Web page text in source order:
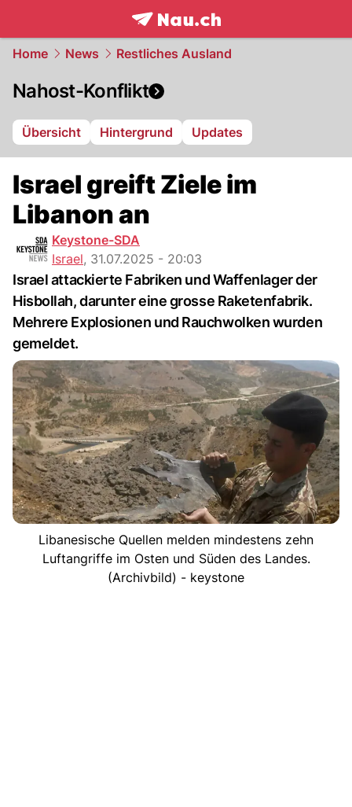
frontpage.NAU.ch
Home News Restliches Ausland
Nahost-Konflikt
Übersicht Hintergrund Updates
Israel greift Ziele im
Libanon an
Keystone-SDA
Israel, 31.07.2025 - 20:03
Israel attackierte Fabriken und Waffenlager der
Hisbollah, darunter eine grosse Raketenfabrik.
Mehrere Explosionen und Rauchwolken wurden
gemeldet.
Libanesische Quellen melden mindestens zehn
Luftangriffe im Osten und Süden des Landes.
(Archivbild) - keystone